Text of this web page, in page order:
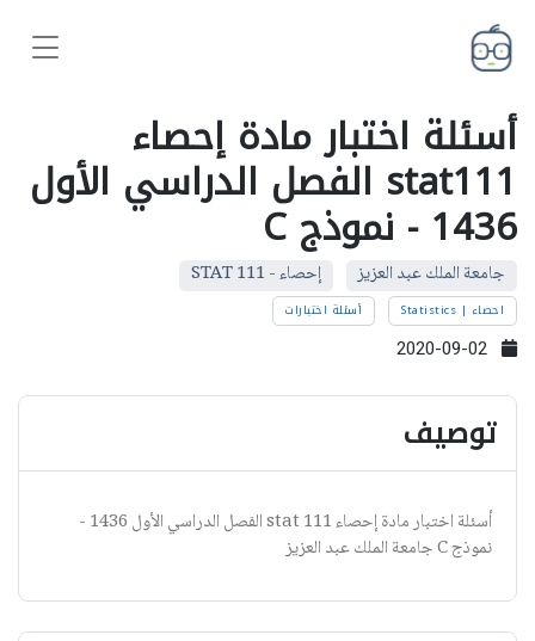
أسئلة اختبار مادة إحصاء
stat111 الفصل الدراسي الأول
1436 - نموذج C
جامعة الملك عبد العزيز إحصاء - STAT 111
احصاء | Statistics أسئلة اختبارات
توصيف
أسئلة اختبار مادة إحصاء stat 111 الفصل الدراسي الأول 1436 -
نموذج C جامعة الملك عبد العزيز